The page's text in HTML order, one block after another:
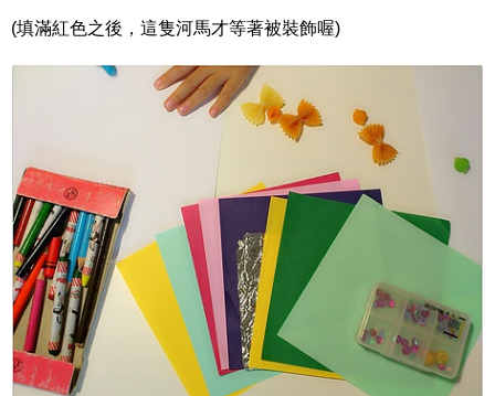
(填滿紅色之後，這隻河馬才等著被裝飾喔)